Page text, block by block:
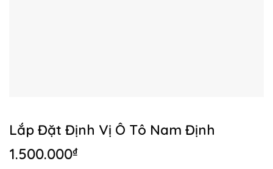
Lắp Đặt Định Vị Ô Tô Nam Định
1.500.000₫